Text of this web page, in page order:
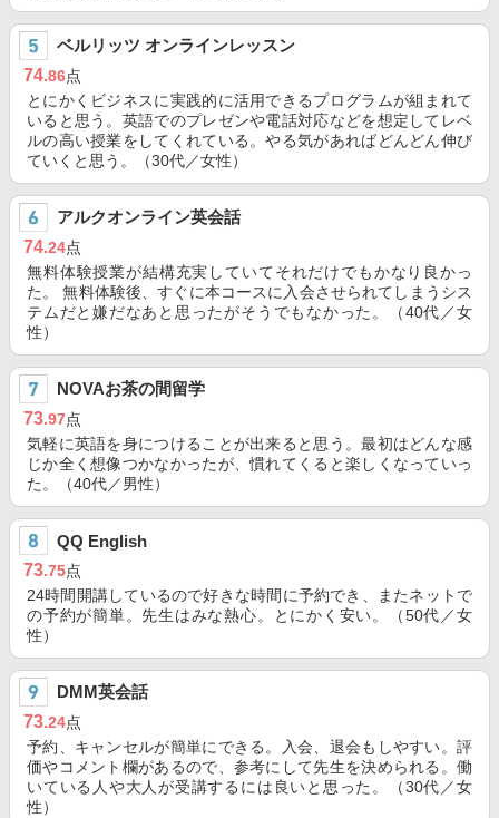
ベルリッツ オンラインレッスン
74.86点
とにかくビジネスに実践的に活用できるプログラムが組まれて
いると思う。英語でのプレゼンや電話対応などを想定してレベ
ルの高い授業をしてくれている。やる気があればどんどん伸び
ていくと思う。（30代／女性）
アルクオンライン英会話
74.24点
無料体験授業が結構充実していてそれだけでもかなり良かっ
た。 無料体験後、すぐに本コースに入会させられてしまうシス
テムだと嫌だなあと思ったがそうでもなかった。（40代／女
性）
NOVAお茶の間留学
73.97点
気軽に英語を身につけることが出来ると思う。最初はどんな感
じか全く想像つかなかったが、慣れてくると楽しくなっていっ
た。（40代／男性）
QQ English
73.75点
24時間開講しているので好きな時間に予約でき、またネットで
の予約が簡単。先生はみな熱心。とにかく安い。（50代／女
性）
DMM英会話
73.24点
予約、キャンセルが簡単にできる。入会、退会もしやすい。評
価やコメント欄があるので、参考にして先生を決められる。働
いている人や大人が受講するには良いと思った。（30代／女
性）